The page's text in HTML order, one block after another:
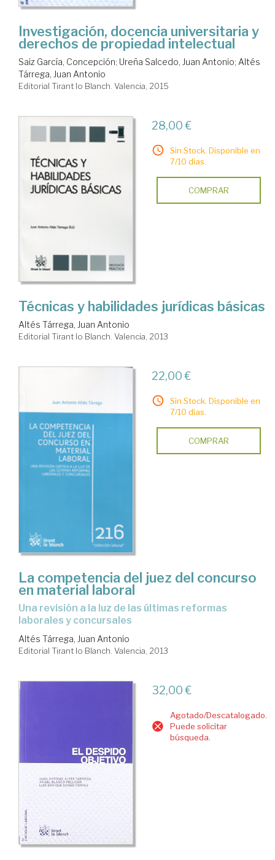
Investigación, docencia universitaria y
derechos de propiedad intelectual
Saiz García, Concepción; Ureña Salcedo, Juan Antonio; Altés
Tárrega, Juan Antonio
Editorial Tirant lo Blanch. Valencia, 2015
28,00 €
Sin Stock. Disponible en
7/10 días.
COMPRAR
Técnicas y habilidades jurídicas básicas
Altés Tárrega, Juan Antonio
Editorial Tirant lo Blanch. Valencia, 2013
22,00 €
Sin Stock. Disponible en
7/10 días.
COMPRAR
La competencia del juez del concurso
en material laboral
una revisión a la luz de las últimas reformas
laborales y concursales
Altés Tárrega, Juan Antonio
Editorial Tirant lo Blanch. Valencia, 2013
32,00 €
Agotado/Descatalogado.
Puede solicitar
búsqueda.